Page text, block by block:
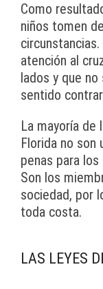
Como
niños tomen
atención al
lados y que
sentido
La mayoría de
Florida no son
penas para
Son los
sociedad, por
toda costa.
LAS LEYES